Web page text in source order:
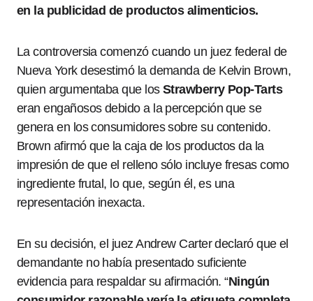
en la publicidad de productos alimenticios.
La controversia comenzó cuando un juez federal de
Nueva York desestimó la demanda de Kelvin Brown,
quien argumentaba que los Strawberry Pop-Tarts
eran engañosos debido a la percepción que se
genera en los consumidores sobre su contenido.
Brown afirmó que la caja de los productos da la
impresión de que el relleno sólo incluye fresas como
ingrediente frutal, lo que, según él, es una
representación inexacta.
En su decisión, el juez Andrew Carter declaró que el
demandante no había presentado suficiente
evidencia para respaldar su afirmación. “Ningún